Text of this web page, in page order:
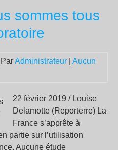
sommes tous
ParAdministrateur
Aucun
22 février 2019 / Louise
Delamotte (Reporterre) La
France s’apprête à
partie sur l’utilisation
Aucune étude